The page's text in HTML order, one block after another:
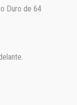
Duro de 64